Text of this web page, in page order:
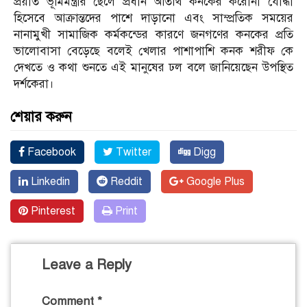
হিসেবে আক্রান্তদের পাশে দাড়ানো এবং সাম্প্রতিক সময়ের
নানামুখী সামাজিক কর্মকন্ডের কারণে জনগণের কনকের প্রতি
ভালোবাসা বেড়েছে বলেই খেলার পাশাপাশি কনক শরীফ কে
দেখতে ও কথা শুনতে এই মানুষের ঢল বলে জানিয়েছেন উপস্থিত
দর্শকেরা।
শেয়ার করুন
Facebook Twitter Digg
Linkedin Reddit Google Plus
Pinterest Print
Leave a Reply
Comment *